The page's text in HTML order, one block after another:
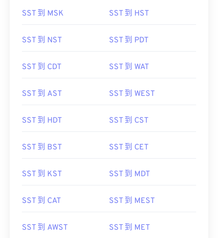
SST 到 MSK SST 到 HST
SST 到 NST SST 到 PDT
SST 到 CDT SST 到 WAT
SST 到 AST SST 到 WEST
SST 到 HDT SST 到 CST
SST 到 BST SST 到 CET
SST 到 KST SST 到 MDT
SST 到 CAT SST 到 MEST
SST 到 AWST SST 到 MET